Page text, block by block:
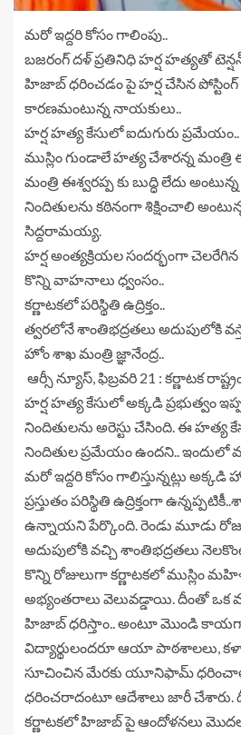
మరో ఇద్దరి కోసం గాలింపు..
బజరంగ్ దళ్ ప్రతినిధి హర్ష హత్యతో
హిజాబ్ ధరించడం పై హర్ష చేసిన పోస్టింగ్
కారణమంటున్న నాయకులు..
హర్ష హత్య కేసులో ఐదుగురు ప్రమేయం..
ముస్లిం గుండాలే హత్య చేశారన్న మంత్రి
మంత్రి ఈశ్వరప్ప కు బుద్ధి లేదు
నిందితులను కఠినంగా శిక్షించాలి
సిద్దరామయ్య.
హర్ష అంత్యక్రియల సందర్భంగా చెలరేగిన
కొన్ని వాహనాలు ధ్వంసం..
కర్ణాటకలో పరిస్థితి ఉద్రిక్తం..
త్వరలోనే శాంతిభద్రతలు అదుపులోకి
హోం శాఖ మంత్రి జ్ఞానేంద్ర..
ఆర్సీ న్యూస్, ఫిబ్రవరి 21 : కర్ణాటక
హర్ష హత్య కేసులో అక్కడి ప్రభుత్వం
నిందితులను అరెస్టు చేసింది. ఈ హత్య
నిందితుల ప్రమేయం ఉందని.. ఇందులో
మరో ఇద్దరి కోసం గాలిస్తున్నట్లు
ప్రస్తుతం పరిస్థితి ఉద్రిక్తంగా
ఉన్నాయని పేర్కొంది. రెండు మూడు
అదుపులోకి వచ్చి శాంతిభద్రతలు
కొన్ని రోజులుగా కర్ణాటకలో ముస్లిం
అభ్యంతరాలు వెలువడ్డాయి. దీంతో ఒక
హిజాబ్ ధరిస్తాం.. అంటూ మొండి కాయగా
విద్యార్థులందరూ ఆయా
సూచించిన మేరకు యూనిఫామ్
ధరించరాదంటూ ఆదేశాలు జారీ చేశారు.
కర్ణాటకలో హిజాబ్ పై ఆందోళనలు